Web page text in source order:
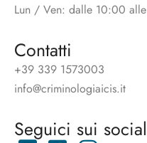
Lun / Ven: dalle 10:00
Contatti
+39 339 1573003
info@criminologiaicis.it
Seguici sui social